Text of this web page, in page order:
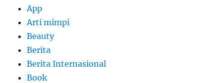
App
Arti mimpi
Beauty
Berita
Berita Internasional
Book